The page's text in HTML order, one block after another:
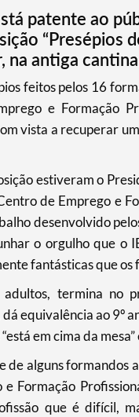
patente ao
“Presépios
antiga
feitos pelos 16
e Formação
vista a recuperar
estiveram o
de Emprego e
desenvolvido
o orgulho que o
fantásticas que os
termina no
equivalência ao 9º
em cima da
de alguns formandos
Formação
que é difícil,